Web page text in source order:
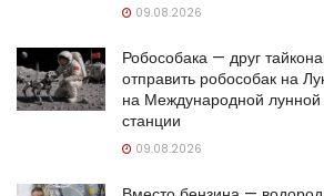
09.08.2026
Робособака — друг
отправить робособак на
на Международной лунной
станции
09.08.2026